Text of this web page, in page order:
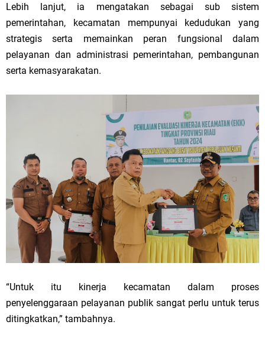
Lebih lanjut, ia mengatakan sebagai sub sistem
pemerintahan, kecamatan mempunyai kedudukan yang
strategis serta memainkan peran fungsional dalam
pelayanan dan administrasi pemerintahan, pembangunan
serta kemasyarakatan.
“Untuk itu kinerja kecamatan dalam proses
penyelenggaraan pelayanan publik sangat perlu untuk terus
ditingkatkan,” tambahnya.